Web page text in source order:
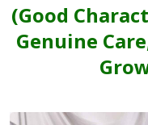
(Good
Genuine